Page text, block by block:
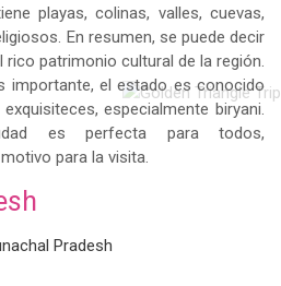
playas, colinas, valles, cuevas,
En resumen, se puede decir
patrimonio cultural de la región.
importante, el estado es conocido
especialmente biryani.
es perfecta para todos,
para la visita.